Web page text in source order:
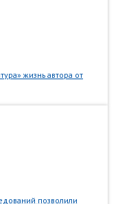
жизнь автора от
позволили